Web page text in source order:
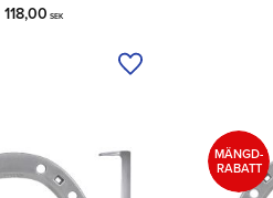
118,00 SEK
Tilføj til ønskeliste
MÄNGD-
RABATT